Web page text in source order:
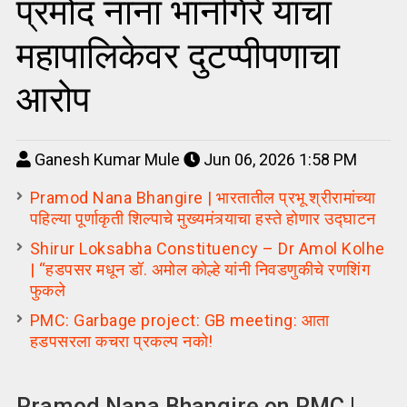
प्रमोद नाना भानगिरे यांचा
महापालिकेवर दुटप्पीपणाचा
आरोप
Ganesh Kumar Mule
Jun 06, 2026 1:58 PM
Pramod Nana Bhangire | भारतातील प्रभू श्रीरामांच्या
पहिल्या पूर्णाकृती शिल्पाचे मुख्यमंत्र्याचा हस्ते होणार उद्घाटन
Shirur Loksabha Constituency – Dr Amol Kolhe
| “हडपसर मधून डॉ. अमोल कोल्हे यांनी निवडणुकीचे रणशिंग
फुकले
PMC: Garbage project: GB meeting: आता
हडपसरला कचरा प्रकल्प नको!